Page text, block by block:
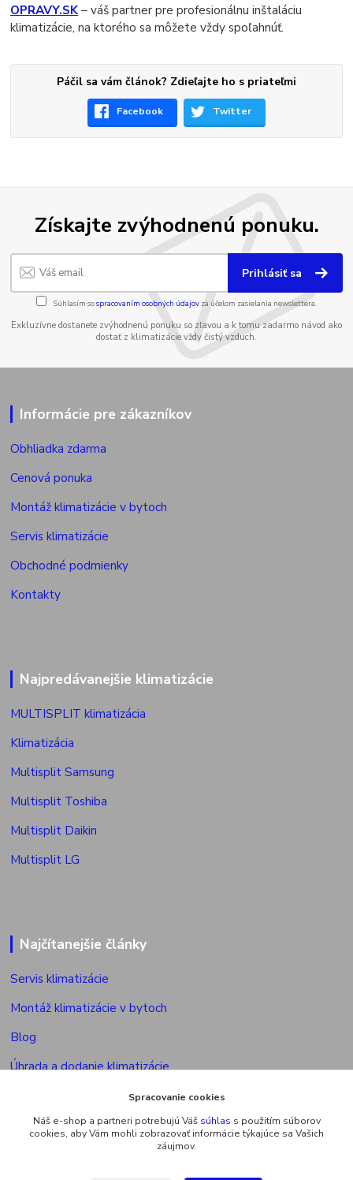
OPRAVY.SK– váš partner pre profesionálnu inštaláciu
klimatizácie, na ktorého sa môžete vždy spoľahnúť.
Páčil sa vám článok? Zdieľajte ho s priateľmi
Facebook Twitter
Získajte zvýhodnenú ponuku.
Prihlásiť sa
Súhlasím sospracovaním osobných údajov za účelom zasielania newslettera.
Exkluzívne dostanete zvýhodnenú ponuku so zľavou a k tomu zadarmo návod ako
dostať z klimatizácie vždy čistý vzduch.
Informácie pre zákazníkov
Obhliadka zdarma
Cenová ponuka
Montáž klimatizácie v bytoch
Servis klimatizácie
Obchodné podmienky
Kontakty
Najpredávanejšie klimatizácie
MULTISPLIT klimatizácia
Klimatizácia
Multisplit Samsung
Multisplit Toshiba
Multisplit Daikin
Multisplit LG
Najčítanejšie články
Servis klimatizácie
Montáž klimatizácie v bytoch
Blog
Úhrada a dodanie klimatizácie
Povolenie na montáž klimatizácie
Výkon vonkajšej jed. multisplitu
Spracovanie cookies
Náš e-shop a partneri potrebujú Váš súhlas s použitím súborov
cookies, aby Vám mohli zobrazovať informácie týkajúce sa Vašich
záujmov.